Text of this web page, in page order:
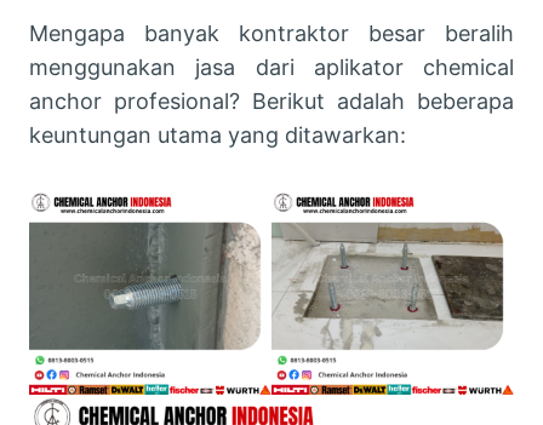
Mengapa banyak kontraktor besar beralih
menggunakan jasa dari aplikator chemical
anchor profesional? Berikut adalah beberapa
keuntungan utama yang ditawarkan: